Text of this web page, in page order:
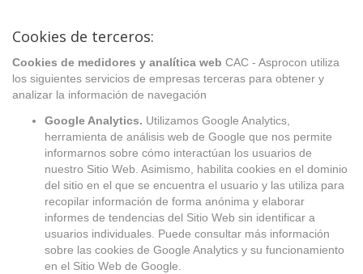
Cookies de terceros:
Cookies de medidores y analítica web CAC - Asprocon utiliza
los siguientes servicios de empresas terceras para obtener y
analizar la información de navegación
Google Analytics. Utilizamos Google Analytics,
herramienta de análisis web de Google que nos permite
informarnos sobre cómo interactúan los usuarios de
nuestro Sitio Web. Asimismo, habilita cookies en el dominio
del sitio en el que se encuentra el usuario y las utiliza para
recopilar información de forma anónima y elaborar
informes de tendencias del Sitio Web sin identificar a
usuarios individuales. Puede consultar más información
sobre las cookies de Google Analytics y su funcionamiento
en el Sitio Web de Google.